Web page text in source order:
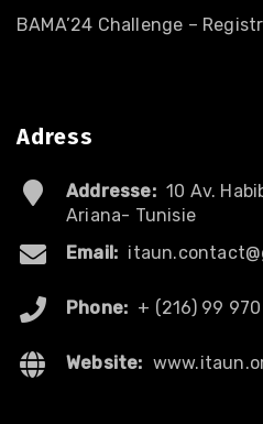
BAMA’24 Challenge –
Adress
Addresse: 10 Av.
Ariana- Tunisie
Email:
Phone: + (216) 99
Website: